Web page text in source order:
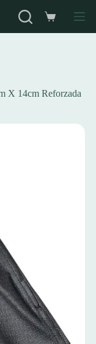
Carro
de
X 14cm Reforzada